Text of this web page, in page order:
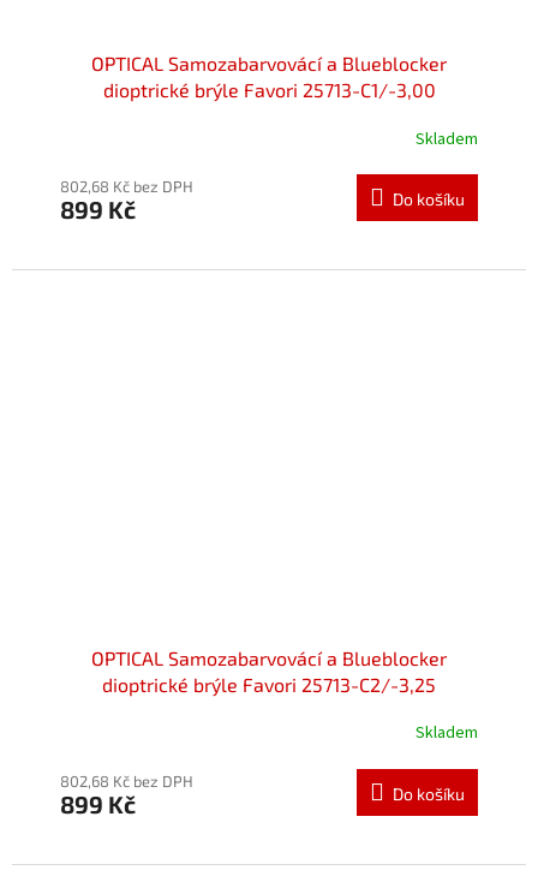
OPTICAL Samozabarvovácí a Blueblocker
dioptrické brýle Favori 25713-C1/-3,00
Skladem
802,68 Kč bez DPH
899 Kč Do košíku
OPTICAL Samozabarvovácí a Blueblocker
dioptrické brýle Favori 25713-C2/-3,25
Skladem
802,68 Kč bez DPH
899 Kč Do košíku